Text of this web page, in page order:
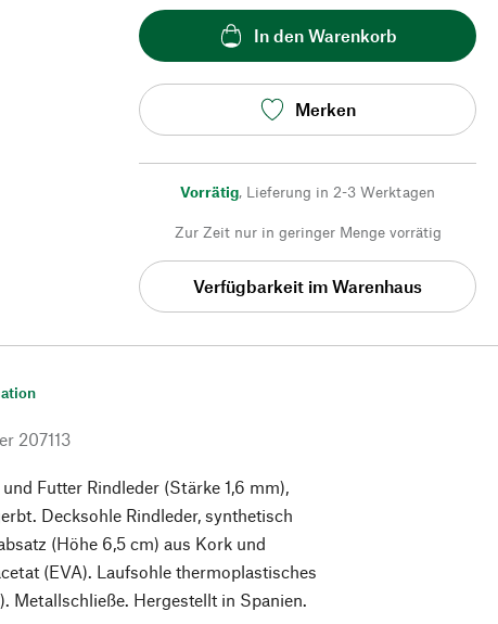
In den Warenkorb
Merken
Vorrätig, Lieferung in 2-3 Werktagen
Zur Zeit nur in geringer Menge vorrätig
Verfügbarkeit im Warenhaus
207113
Futter Rindleder (Stärke 1,6 mm),
Decksohle Rindleder, synthetisch
(Höhe 6,5 cm) aus Kork und
(EVA). Laufsohle thermoplastisches
Metallschließe. Hergestellt in Spanien.